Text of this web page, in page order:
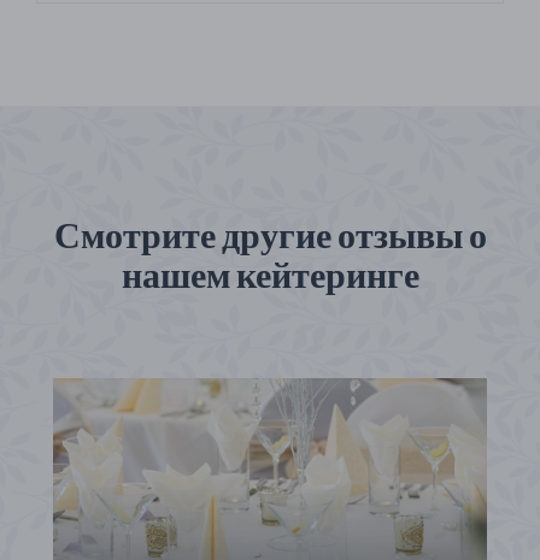
Смотрите другие отзывы о
нашем кейтеринге